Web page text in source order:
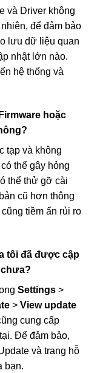
và Driver không
để đảm bảo
lưu dữ liệu quan
nhật lớn nào.
hệ thống và
hoặc
tạp và không
thể gây hỏng
thể thử gỡ cài
cũ hơn thông
tiềm ẩn rủi ro
tôi đã được cập
chưa?
Settings >
> View update
cung cấp
Để đảm bảo,
và trang hỗ
bạn.